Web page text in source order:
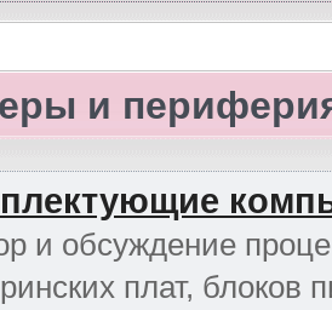
и
и обсуждение
плат, блоков